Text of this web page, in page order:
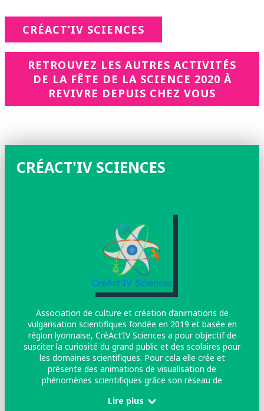
CRÉACT’IV SCIENCES
RETROUVEZ LES AUTRES ACTIVITÉS
DE LA FÊTE DE LA SCIENCE 2020 À
REVIVRE DEPUIS CHEZ VOUS
CRÉACT'IV SCIENCES
Association de culture et création d’animations de
vulgarisation scientifiques fondée en 2019 et basée en
région lyonnaise, CréAct’IV Sciences a pour objectif de
susciter la curiosité du grand public et des scolaires pour
les domaines scientifiques. Pour cela elle crée et
présente des animations de visualisation de
phénomènes scientifiques grâce son réseau de
Lire plus